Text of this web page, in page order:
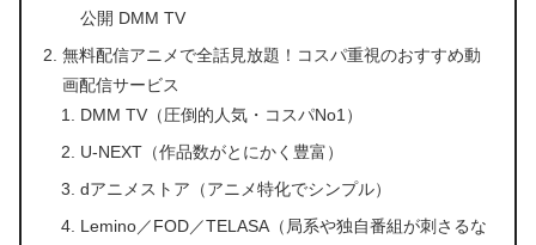
公開 DMM TV
無料配信アニメで全話見放題！コスパ重視のおすすめ動
画配信サービス
DMM TV（圧倒的人気・コスパNo1）
U-NEXT（作品数がとにかく豊富）
dアニメストア（アニメ特化でシンプル）
Lemino／FOD／TELASA（局系や独自番組が刺さるな